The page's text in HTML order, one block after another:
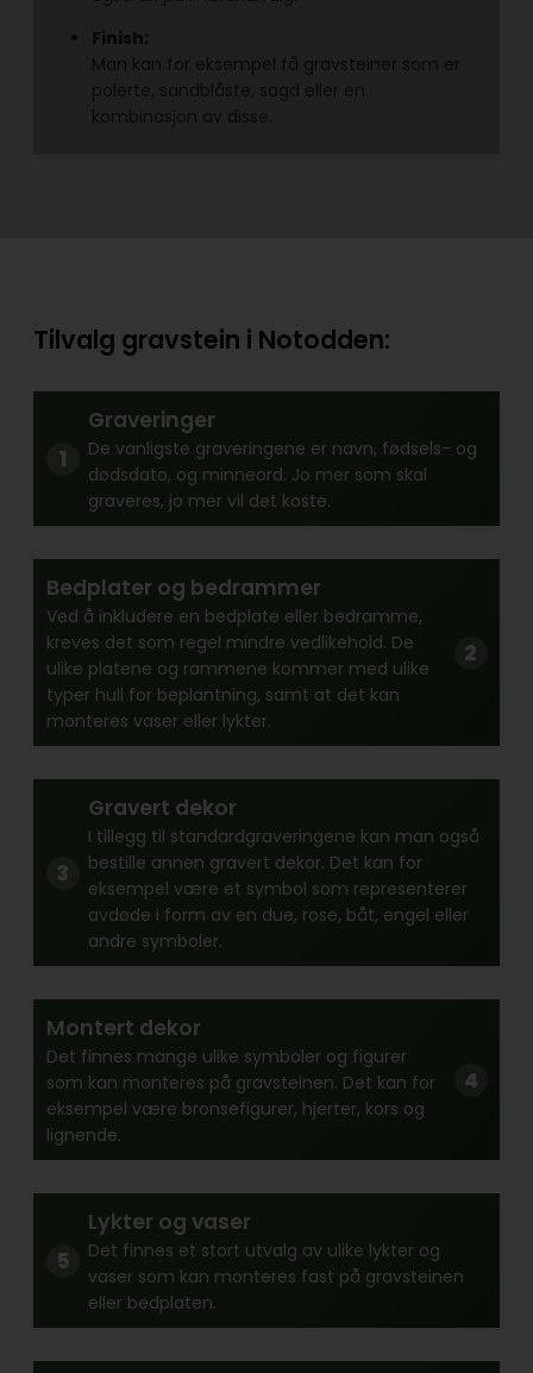
Tilvalg gravstein i Notodden:
Graveringer
De vanligste graveringene er navn, fødsels- og
dødsdato, og minneord. Jo mer som skal
graveres, jo mer vil det koste.
Bedplater og bedrammer
Ved å inkludere en bedplate eller bedramme,
kreves det som regel mindre vedlikehold. De
ulike platene og rammene kommer med ulike
typer hull for beplantning, samt at det kan
monteres vaser eller lykter.
Gravert dekor
I tillegg til standardgraveringene kan man også
bestille annen gravert dekor. Det kan for
eksempel være et symbol som representerer
avdøde i form av en due, rose, båt, engel eller
andre symboler.
Montert dekor
Det finnes mange ulike symboler og figurer
som kan monteres på gravsteinen. Det kan for
eksempel være bronsefigurer, hjerter, kors og
lignende.
Lykter og vaser
Det finnes et stort utvalg av ulike lykter og
vaser som kan monteres fast på gravsteinen
eller bedplaten.